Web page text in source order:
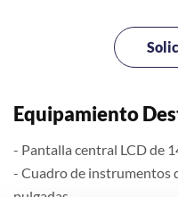
Equipamiento
- Pantalla central LCD de
- Cuadro de instrumentos